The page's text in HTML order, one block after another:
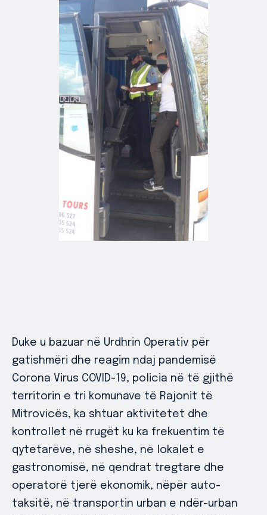
Duke u bazuar në Urdhrin Operativ për
gatishmëri dhe reagim ndaj pandemisë
Corona Virus COVID-19, policia në të gjithë
territorin e tri komunave të Rajonit të
Mitrovicës, ka shtuar aktivitetet dhe
kontrollet në rrugët ku ka frekuentim të
qytetarëve, në sheshe, në lokalet e
gastronomisë, në qendrat tregtare dhe
operatorë tjerë ekonomik, nëpër auto-
taksitë, në transportin urban e ndër-urban